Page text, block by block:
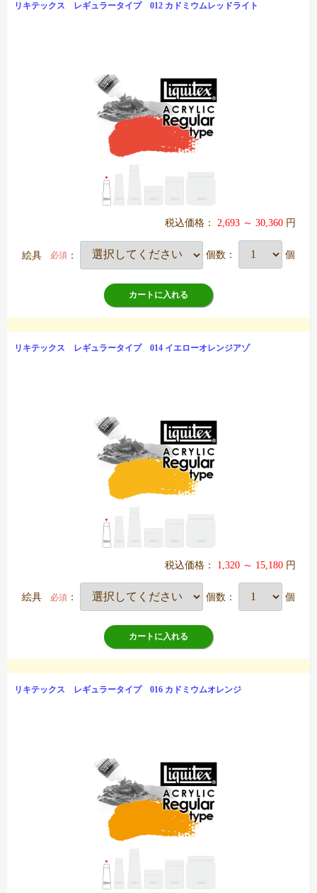
リキテックス レギュラータイプ 012 カドミウムレッドライト
税込価格： 2,693 ～ 30,360 円
絵具 必須 ： 個数： 個
カートに入れる
リキテックス レギュラータイプ 014 イエローオレンジアゾ
税込価格： 1,320 ～ 15,180 円
絵具 必須 ： 個数： 個
カートに入れる
リキテックス レギュラータイプ 016 カドミウムオレンジ